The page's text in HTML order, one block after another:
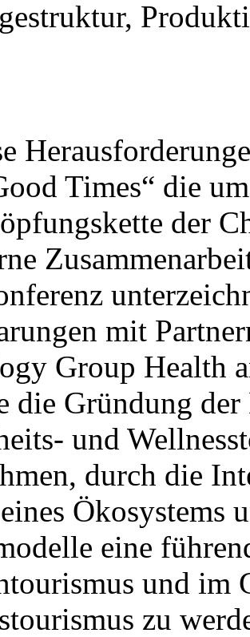
Times“ die
der
mit
Group Health
die Gründung
und
durch die
eine
und im
zu